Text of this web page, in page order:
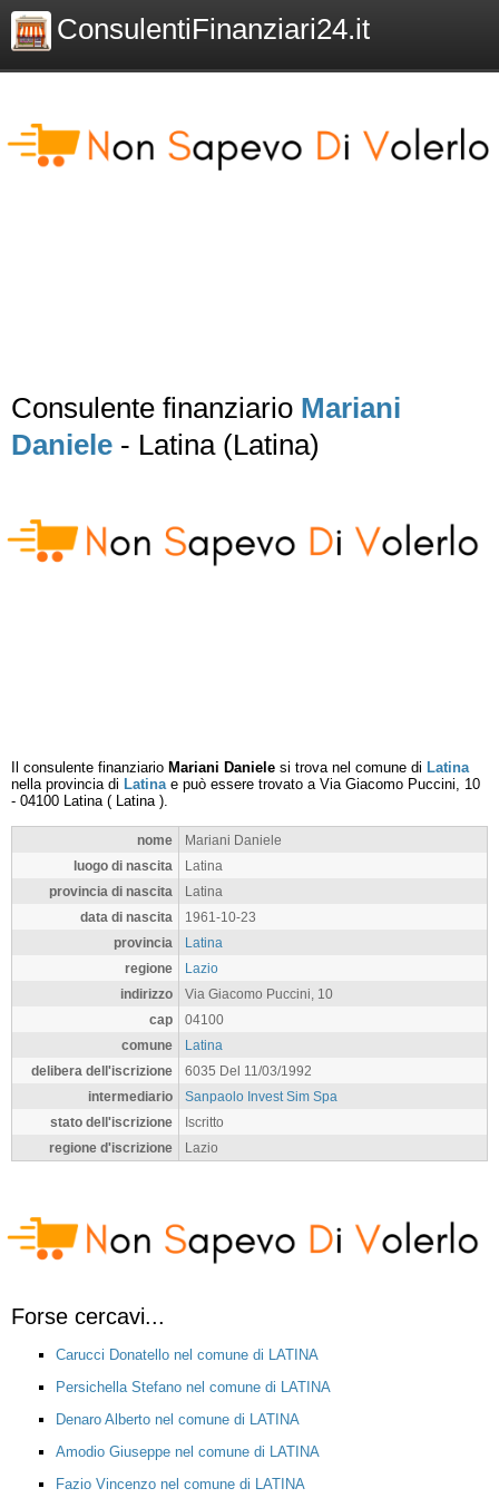
ConsulentiFinanziari24.it
Consulente finanziario Mariani
Daniele - Latina (Latina)
Il consulente finanziario Mariani Daniele si trova nel comune di Latina
nella provincia di Latinae può essere trovato a Via Giacomo Puccini, 10
- 04100 Latina( Latina).
nome
Mariani Daniele
luogo di nascita
Latina
provincia di nascita
Latina
data di nascita
1961-10-23
provincia
Latina
regione
Lazio
indirizzo
Via Giacomo Puccini, 10
cap
04100
comune
Latina
delibera dell'iscrizione
6035 Del 11/03/1992
intermediario
Sanpaolo Invest Sim Spa
stato dell'iscrizione
Iscritto
regione d'iscrizione
Lazio
Forse cercavi...
Carucci Donatello nel comune di LATINA
Persichella Stefano nel comune di LATINA
Denaro Alberto nel comune di LATINA
Amodio Giuseppe nel comune di LATINA
Fazio Vincenzo nel comune di LATINA